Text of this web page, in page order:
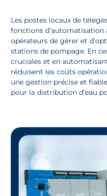
Les postes locaux de
fonctions d’automatisation
opérateurs de gérer et
stations de pompage. En
cruciales et en
réduisent les coûts
une gestion précise et
pour la distribution d’eau